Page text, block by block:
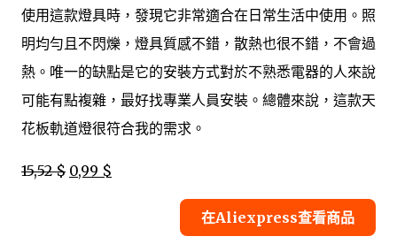
使用這款燈具時，發現它非常適合在日常生活中使用。照
明均勻且不閃爍，燈具質感不錯，散熱也很不錯，不會過
熱。唯一的缺點是它的安裝方式對於不熟悉電器的人來說
可能有點複雜，最好找專業人員安裝。總體來說，這款天
花板軌道燈很符合我的需求。
15,52 $ 0,99 $
在Aliexpress查看商品